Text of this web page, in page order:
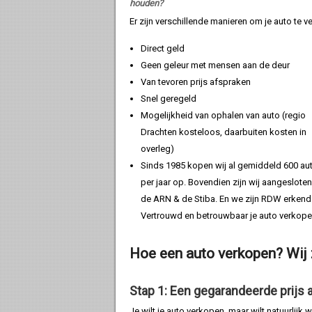
houden?
Er zijn verschillende manieren om je auto te
Direct geld
Geen geleur met mensen aan de deur
Van tevoren prijs afspraken
Snel geregeld
Mogelijkheid van ophalen van auto (regio
Drachten kosteloos, daarbuiten kosten in
overleg)
Sinds 1985 kopen wij al gemiddeld 600
per jaar op. Bovendien zijn wij
de ARN & de Stiba. En we zijn RDW
Vertrouwd en betrouwbaar je auto
Hoe een auto verkopen?
Stap 1: Een gegarandeerde prijs